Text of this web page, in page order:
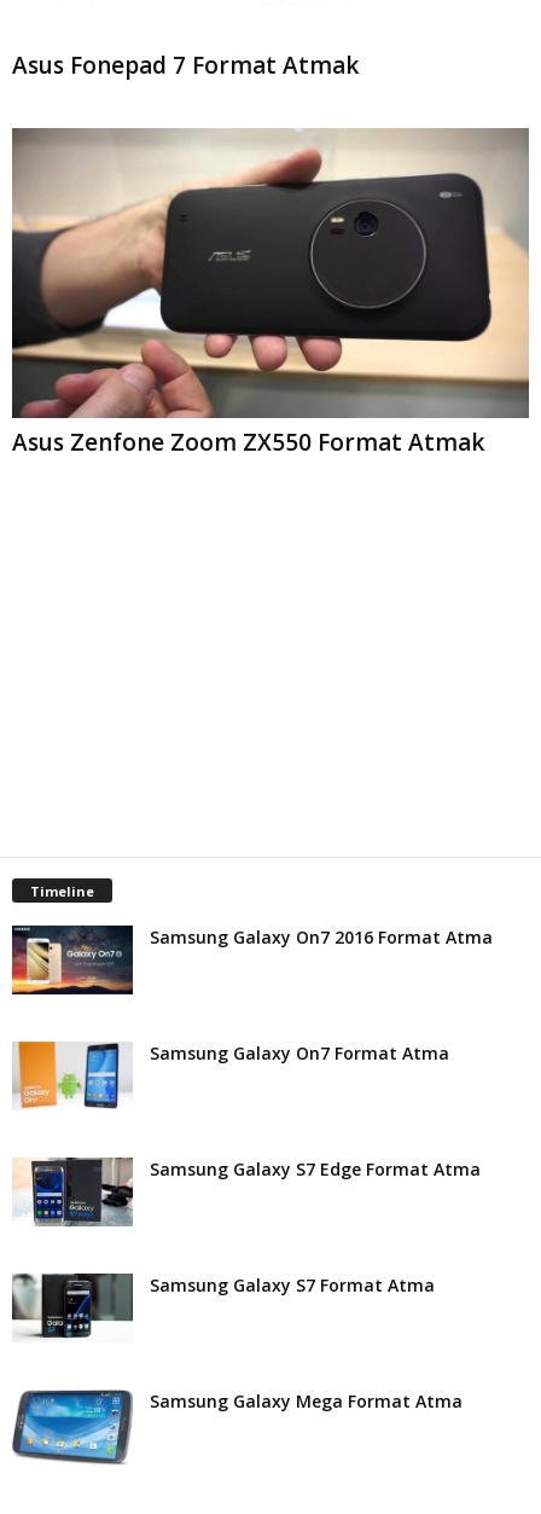
Asus Fonepad 7 Format Atmak
Asus Zenfone Zoom ZX550 Format Atmak
Timeline
Samsung Galaxy On7 2016 Format Atma
Samsung Galaxy On7 Format Atma
Samsung Galaxy S7 Edge Format Atma
Samsung Galaxy S7 Format Atma
Samsung Galaxy Mega Format Atma